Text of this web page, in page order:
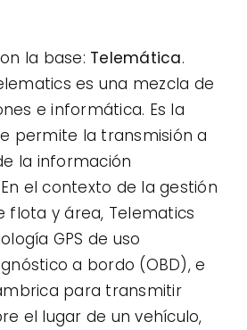
la base: Telemática.
es una mezcla de
e informática. Es la
permite la transmisión a
la información
el contexto de la gestión
flota y área, Telematics
GPS de uso
a bordo (OBD), e
para transmitir
el lugar de un vehículo,